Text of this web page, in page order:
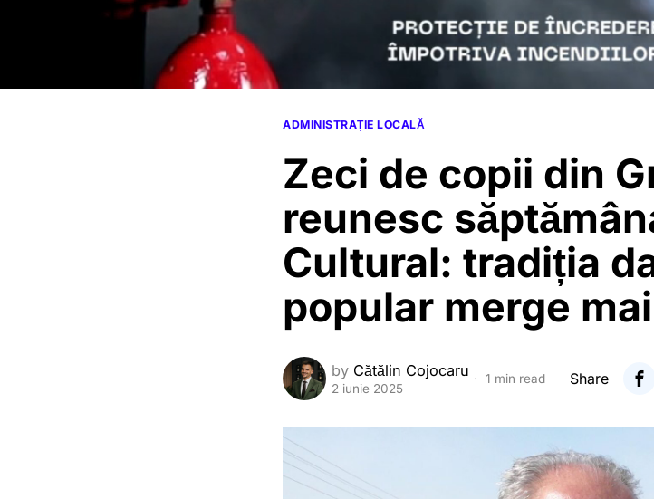
ADMINISTRAȚIE LOCALĂ
Zeci de copii din
reunesc
Cultural: tradiția
popular merge
by Cătălin Cojocaru
2 iunie 2025
1 min read Share